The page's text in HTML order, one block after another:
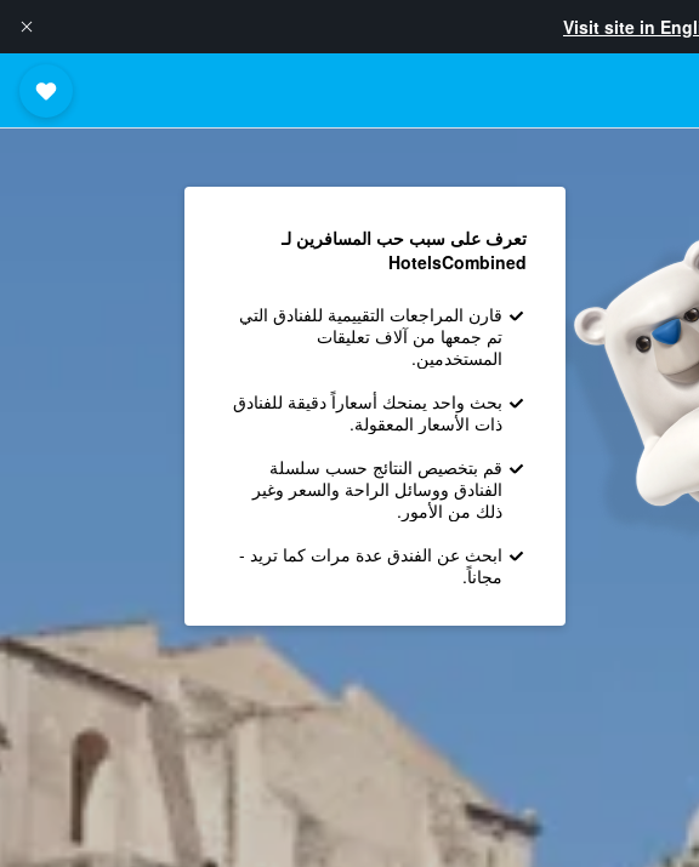
Visit site in
تعرف على سبب حب المسافرين لـ
HotelsCombined
قارن المراجعات التقييمية للفنادق التي
تم جمعها من آلاف تعليقات
المستخدمين.
بحث واحد يمنحك أسعاراً دقيقة للفنادق
ذات الأسعار المعقولة.
قم بتخصيص النتائج حسب سلسلة
الفنادق ووسائل الراحة والسعر وغير
ذلك من الأمور.
ابحث عن الفندق عدة مرات كما تريد -
مجاناً.